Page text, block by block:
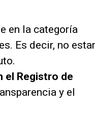
en la categoría
Es decir, no estar
el Registro de
y el